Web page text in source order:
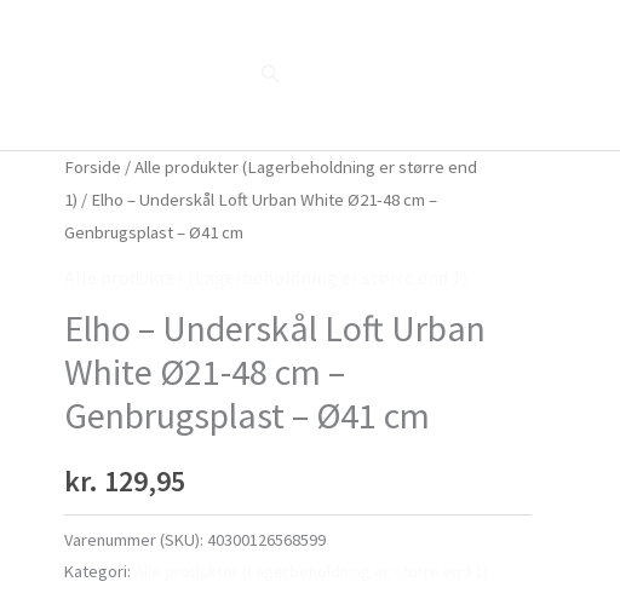
Forside /Alle produkter (Lagerbeholdning er større end
1) / Elho – Underskål Loft Urban White Ø21-48 cm –
Genbrugsplast – Ø41 cm
Elho – Underskål Loft Urban
White Ø21-48 cm –
Genbrugsplast – Ø41 cm
kr. 129,95
Varenummer (SKU): 40300126568599
Kategori: